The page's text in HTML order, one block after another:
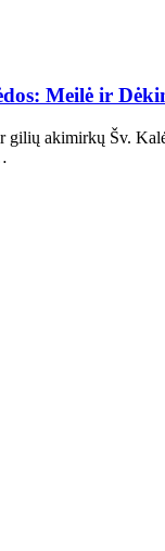
Meilė ir
gilių akimirkų Šv.